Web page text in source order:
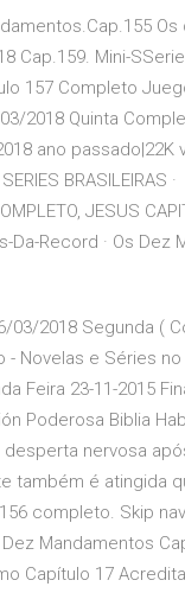
Cap.159. Mini-
157 Completo
2018 Quinta
ano passado|22K
BRASILEIRAS ·
JESUS
Da-Record · Os Dez
03/2018 Segunda (
- Novelas e Séries
Feira 23-11-2015
Poderosa Biblia
nervosa
também é atingida
completo. Skip
Mandamentos
Capítulo 17